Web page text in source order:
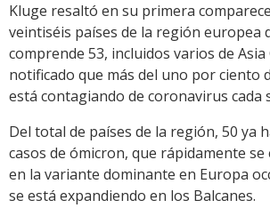
Kluge resaltó en su primera
veintiséis países de la región europea
comprende 53, incluidos varios de
notificado que más del uno por ciento
está contagiando de coronavirus cada
Del total de países de la región, 50 ya
casos de ómicron, que rápidamente
en la variante dominante en Europa
se está expandiendo en los Balcanes.